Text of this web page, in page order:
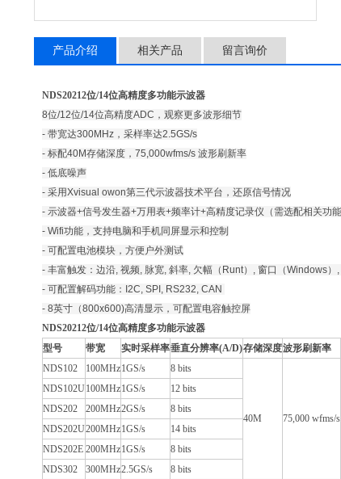
产品介绍 相关产品 留言询价
NDS20212位/14位高精度多功能示波器
8位/12位/14位高精度ADC，观察更多波形细节
- 带宽达300MHz，采样率达2.5GS/s
- 标配40M存储深度，75,000wfms/s 波形刷新率
- 低底噪声
- 采用Xvisual owon第三代示波器技术平台，还原信号情况
- 示波器+信号发生器+万用表+频率计+高精度记录仪（需选配相关功能
- Wifi功能，支持电脑和手机同屏显示和控制
- 可配置电池模块，方便户外测试
- 丰富触发：边沿, 视频, 脉宽, 斜率, 欠幅（Runt）, 窗口（Windows
- 可配置解码功能：I2C, SPI, RS232, CAN
- 8英寸（800x600)高清显示，可配置电容触控屏
NDS20212位/14位高精度多功能示波器
型号
带宽 实时采样率垂直分辨率(A/D)存储深度波形刷新率
NDS102
100MHz1GS/s 8 bits
40M 75,000 wfms/s
NDS102U100MHz1GS/s
12 bits
NDS202
200MHz2GS/s
8 bits
NDS202U200MHz1GS/s
14 bits
NDS202E 200MHz1GS/s
8 bits
NDS302
300MHz2.5GS/s
8 bits